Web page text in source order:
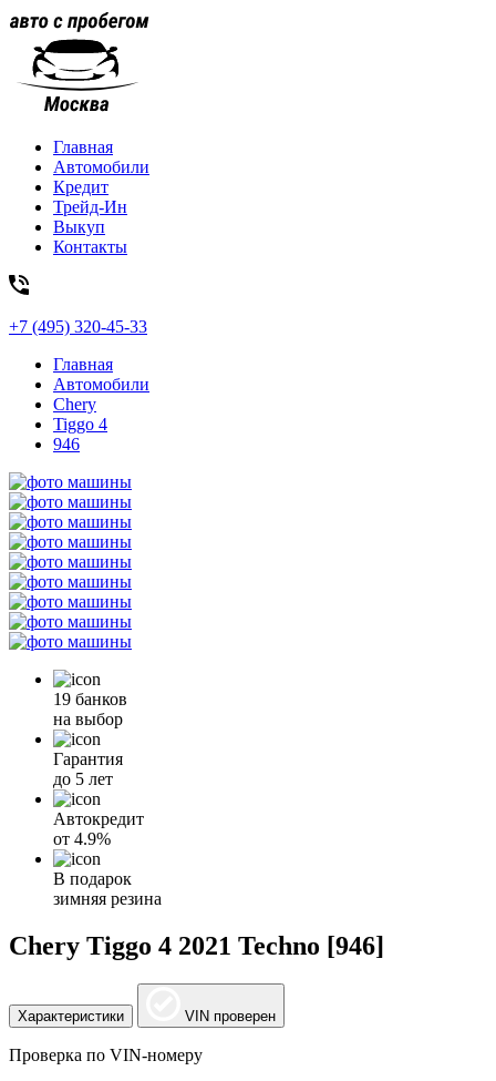
Главная
Автомобили
Кредит
Трейд-Ин
Выкуп
Контакты
+7 (495) 320-45-33
Главная
Автомобили
Chery
Tiggo 4
946
19 банков
на выбор
Гарантия
до 5 лет
Автокредит
от 4.9%
В подарок
зимняя резина
Chery Tiggo 4 2021 Techno [946]
Характеристики VIN проверен
Проверка по VIN-номеру